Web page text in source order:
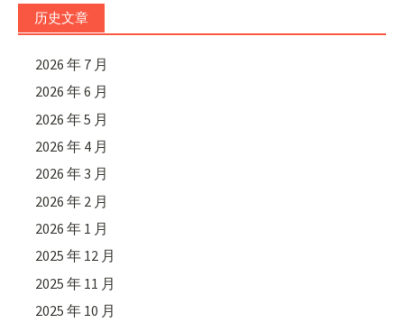
历史文章
2026 年 7 月
2026 年 6 月
2026 年 5 月
2026 年 4 月
2026 年 3 月
2026 年 2 月
2026 年 1 月
2025 年 12 月
2025 年 11 月
2025 年 10 月